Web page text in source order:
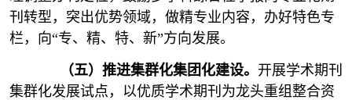
刊转型，突出优势领域，做精专业内容，办好特色专
栏，向“专、精、特、新”方向发展。
（五）推进集群化集团化建设。 开展学术期刊
集群化发展试点，以优质学术期刊为龙头重组整合资